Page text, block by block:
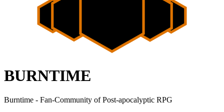
BURNTIME
Burntime - Fan-Community of Post-apocalyptic RPG